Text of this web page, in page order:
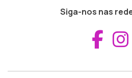
Siga-nos nas